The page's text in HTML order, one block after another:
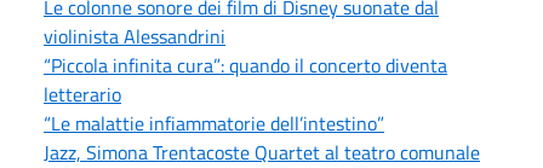
Le colonne sonore dei film di Disney suonate dal
violinista Alessandrini
“Piccola infinita cura”: quando il concerto diventa
letterario
“Le malattie infiammatorie dell’intestino”
Jazz, Simona Trentacoste Quartet al teatro comunale